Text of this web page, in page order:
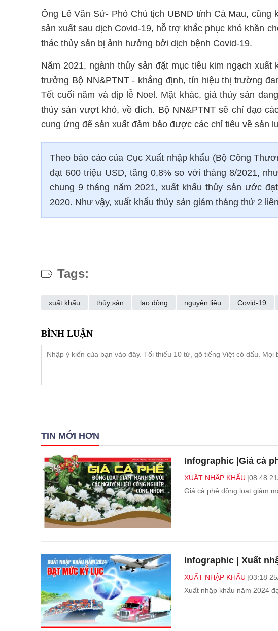
Ông Lê Văn Sử- Phó Chủ tịch UBND tỉnh Cà Mau,
sản xuất sau dịch Covid-19, hỗ trợ khắc phục khó khăn
thác thủy sản bị ảnh hưởng bởi dịch bệnh Covid-19.
Năm 2021, ngành thủy sản đặt mục tiêu kim ngạch
trưởng Bộ NN&PTNT - khẳng định, tín hiệu thị trường
Tết cuối năm và dịp lễ Noel. Mặt khác, giá thủy sản
thủy sản vượt khó, về đích. Bộ NN&PTNT sẽ chỉ đạo
cung ứng để sản xuất đảm bảo được các chỉ tiêu về sản
Theo báo cáo của Cục Xuất nhập khẩu (Bộ Công
đạt 600 triệu USD, tăng 0,8% so với tháng 8/2021,
chung 9 tháng năm 2021, xuất khẩu thủy sản ước
2020. Như vậy, xuất khẩu thủy sản giảm tháng thứ 2
Tags:
xuất khẩu thủy sản lao động nguyên liệu Covid-19
TIN MỚI HƠN
Infographic |Giá cà
XUẤT NHẬP KHẨU 08:48
Giá cà phê đồng loạt giảm
Infographic | Xuất
XUẤT NHẬP KHẨU 03:18
Xuất nhập khẩu năm 2024